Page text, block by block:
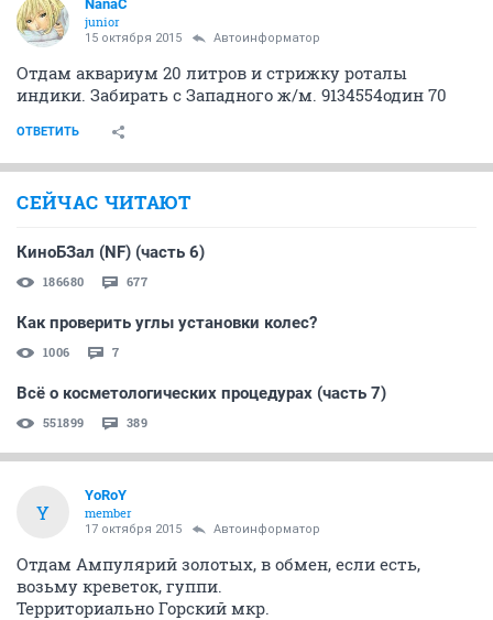
NanaC
junior
15 октября 2015 Автоинформатор
Отдам аквариум 20 литров и стрижку роталы
индики. Забирать с Западного ж/м. 9134554один 70
ОТВЕТИТЬ
СЕЙЧАС ЧИТАЮТ
КиноБЗал (NF) (часть 6)
186680 677
Как проверить углы установки колес?
1006 7
Всё о косметологических процедурах (часть 7)
551899 389
Y
YoRoY
member
17 октября 2015 Автоинформатор
Отдам Ампулярий золотых, в обмен, если есть,
возьму креветок, гуппи.
Территориально Горский мкр.